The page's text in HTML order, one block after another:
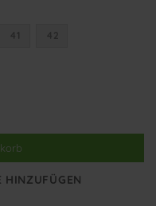
HINZUFÜGEN